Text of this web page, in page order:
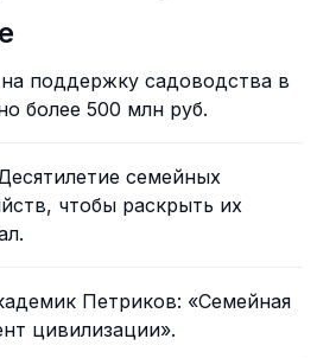
поддержку садоводства в
более 500 млн руб.
семейных
чтобы раскрыть их
Петриков: «Семейная
цивилизации».